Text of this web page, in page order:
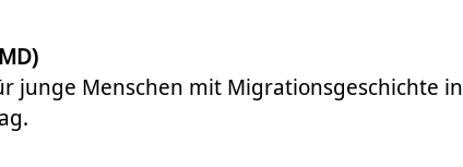
junge Menschen mit Migrationsgeschichte in